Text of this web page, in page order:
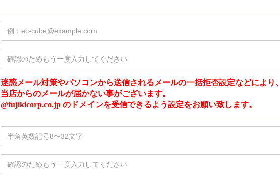
迷惑メール対策やパソコンから送信されるメールの一括拒否設定などにより、
当店からのメールが届かない事がございます。
@fujikicorp.co.jp のドメインを受信できるよう設定をお願い致します。